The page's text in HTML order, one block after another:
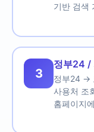
기반 검색
3
정부24 /
정부24 →
사용처 조
홈페이지